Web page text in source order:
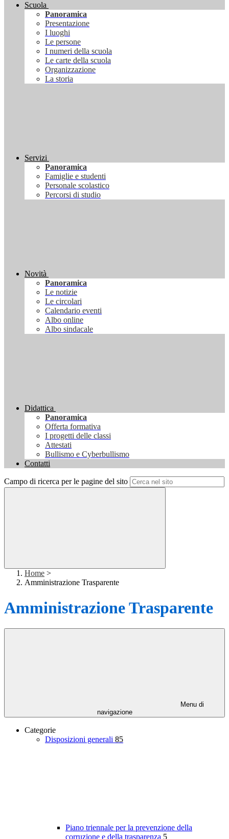
Scuola
Panoramica
Presentazione
I luoghi
Le persone
I numeri della scuola
Le carte della scuola
Organizzazione
La storia
Servizi
Panoramica
Famiglie e studenti
Personale scolastico
Percorsi di studio
Novità
Panoramica
Le notizie
Le circolari
Calendario eventi
Albo online
Albo sindacale
Didattica
Panoramica
Offerta formativa
I progetti delle classi
Attestati
Bullismo e Cyberbullismo
Contatti
Campo di ricerca per le pagine del sito
Home >
Amministrazione Trasparente
Amministrazione Trasparente
Menu di
navigazione
Categorie
Disposizioni generali 85
Piano triennale per la prevenzione della
corruzione e della trasparenza 5